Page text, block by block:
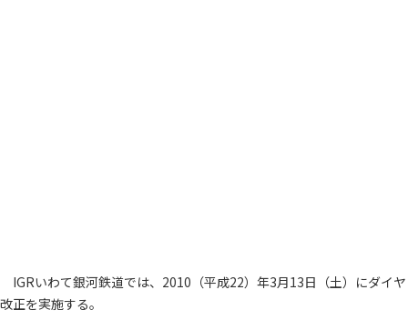
IGRいわて銀河鉄道では、2010（平成22）年3月13日（土）にダイヤ
改正を実施する。